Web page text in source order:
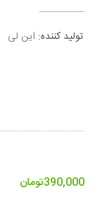
تولید کننده: این لی
390,000تومان